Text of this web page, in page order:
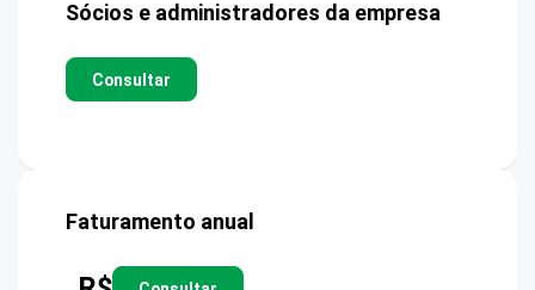
Sócios e administradores da empresa
Consultar
Faturamento anual